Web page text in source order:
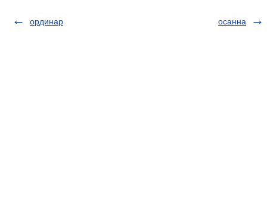
ординар осанна